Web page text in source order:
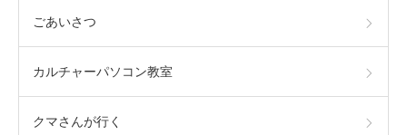
ごあいさつ
カルチャーパソコン教室
クマさんが行く